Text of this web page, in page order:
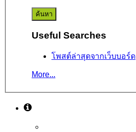
Useful Searches
โพสต์ล่าสุดจากเว็บบอร์ด
More...